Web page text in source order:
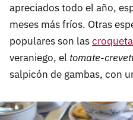
apreciados todo el año,
meses más fríos. Otras
populares son las
veraniego, el tomate-
salpicón de gambas, con